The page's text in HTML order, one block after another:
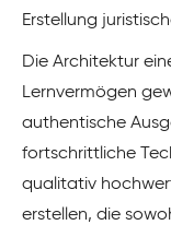
Erstellung
Die Architektur
Lernvermögen
authentische
fortschrittliche
qualitativ
erstellen, die